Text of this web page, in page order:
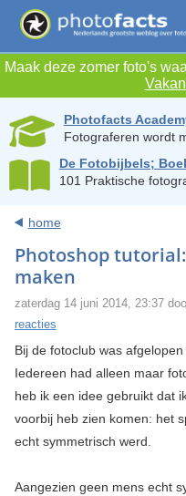
Maak deze zomer foto's
Photofacts
Fotograferen wordt
De Fotobijbels;
101 Praktische
home
Photoshop
maken
zaterdag 14 juni 2014, 23:37
reacties
Bij de fotoclub was
Iedereen had alleen maar
heb ik een idee gebruikt dat
voorbij heb zien komen: het
echt symmetrisch werd.
Aangezien geen mens echt